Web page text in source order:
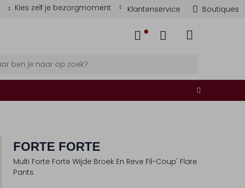
Kies zelf je bezorgmoment Klantenservice Boutiques
FORTE FORTE
Multi Forte Forte Wijde Broek En Reve Fil-Coup' Flare
Pants